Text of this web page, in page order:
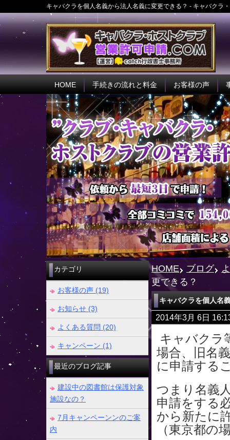
キャバクラを個人名義から法人名義に変更できる？ - キャバクラ
HOME 手続きの流れと料金 お客様の声
HOME ブログ
更できる？
キャバクラを個人名
2014年3月 6日
キャバクラ
場合、旧名
に申請する
つまり名義
申請をする
から新たに
（東京都の
カテゴリ
お客様の声 (19)
お知らせ (3)
よくある質問 (20)
キャンペーン (1)
最近のブログ記事
建設中の図書館は保護対象
施設なの？
7月キャンペーンンのご案
内